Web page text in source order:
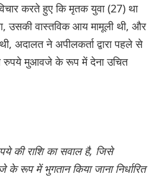
करते हुए कि मृतक युवा (27) था
उसकी वास्तविक आय मामूली थी, और
अदालत ने अपीलकर्ता द्वारा पहले से
रुपये मुआवजे के रूप में देना उचित
की राशि का सवाल है, जिसे
के रूप में भुगतान किया जाना निर्धारित